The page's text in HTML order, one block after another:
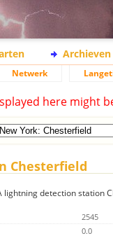
Archieven
Netwerk
here might
Chesterfield
lightning detection station
2545
0.0